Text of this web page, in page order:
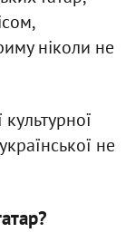
ніколи не
не